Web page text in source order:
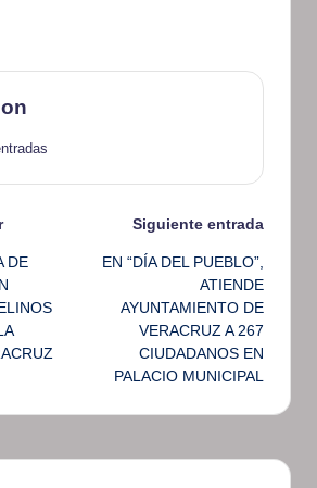
DE
Siguiente entrada
EN “DÍA DEL PUEBLO”,
ATIENDE
AYUNTAMIENTO DE
VERACRUZ A 267
CIUDADANOS EN
PALACIO MUNICIPAL